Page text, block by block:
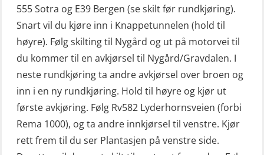
Livbåtfører konvertering til FF48 inkl.
repetisjon (OSE106)
Livbåtfører sliskelivbåt repetisjon
(OSE1301)
Livbåtfører sliskestuplivbåt –
grunnleggende (OSE129)
Mann-Over-Bord (hurtiggående) liten
båt m/mørkekjøring – grunnleggende
555 Sotra og E39 Bergen (se skilt før rundkjøring).
Snart vil du kjøre inn i Knappetunnelen (hold til
høyre). Følg skilting til Nygård og ut på motorvei til
du kommer til en avkjørsel til Nygård/Gravdalen. I
neste rundkjøring ta andre avkjørsel over broen og
inn i en ny rundkjøring. Hold til høyre og kjør ut
første avkjøring. Følg Rv582 Lyderhornsveien (forbi
Rema 1000), og ta andre innkjørsel til venstre. Kjør
rett frem til du ser Plantasjen på venstre side.